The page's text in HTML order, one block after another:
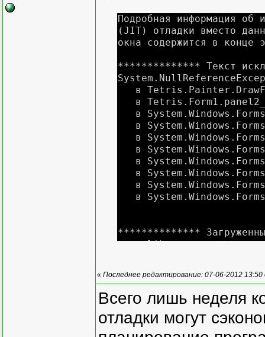
Подробная информация об
(JIT) отладки вместо
окна содержится в конце
************** Текст
в
в
в
в
в
в
в
в
в
в
**************
mscorlib
CodeBase: file:///C:/
Tetris
Версия сборки:
Версия Win32: 1.0.0.0
« Последнее редактирование: 07-06-2012
Всего лишь неделя
отладки могут